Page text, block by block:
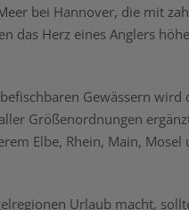
bei Hannover, die mit
das Herz eines Anglers
befischbaren Gewässern wird
Größenordnungen
Elbe, Rhein, Main, Mosel
Urlaub macht,